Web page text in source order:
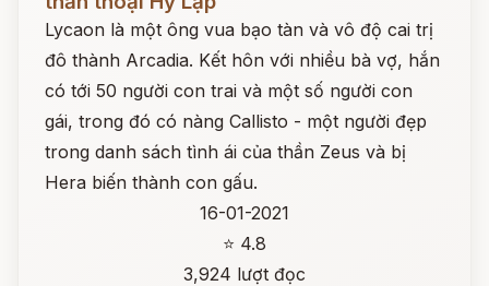
Lycaon là một ông vua bạo tàn và vô độ cai trị
đô thành Arcadia. Kết hôn với nhiều bà vợ, hắn
có tới 50 người con trai và một số người con
gái, trong đó có nàng Callisto - một người đẹp
trong danh sách tình ái của thần Zeus và bị
Hera biến thành con gấu.
16-01-2021
⭐ 4.8
3,924 lượt đọc